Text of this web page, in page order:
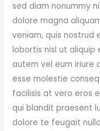
sed diam nonummy
dolore magna
veniam, quis nostrud
lobortis nisl ut aliquip
autem vel eum iriure
esse molestie
facilisis at vero eros
qui blandit praesent
dolore te feugait